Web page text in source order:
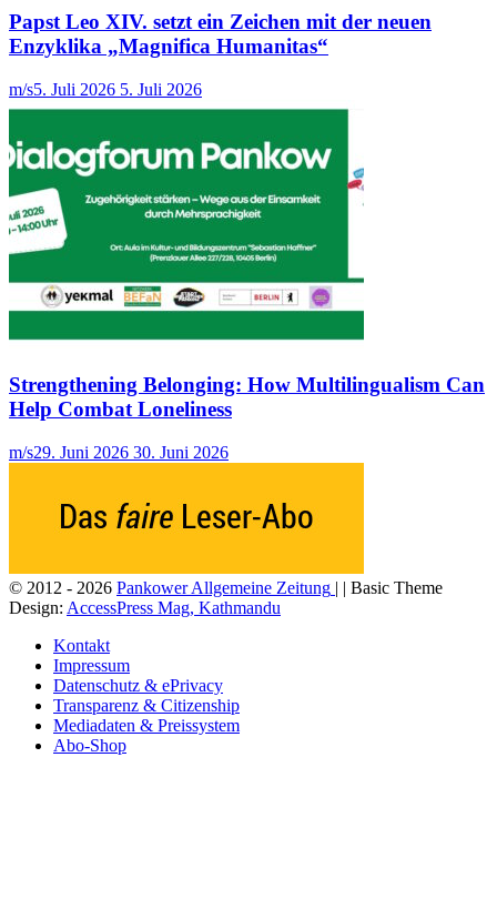
Papst Leo XIV. setzt ein Zeichen mit der neuen
Enzyklika „Magnifica Humanitas“
m/s5. Juli 2026 5. Juli 2026
Strengthening Belonging: How Multilingualism Can
Help Combat Loneliness
m/s29. Juni 2026 30. Juni 2026
© 2012 - 2026 Pankower Allgemeine Zeitung | | Basic Theme
Design: AccessPress Mag, Kathmandu
Kontakt
Impressum
Datenschutz & ePrivacy
Transparenz & Citizenship
Mediadaten & Preissystem
Abo-Shop